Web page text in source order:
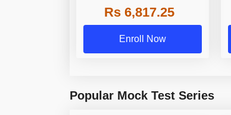
Rs 6,817.25
Enroll Now
Popular Mock Test Series